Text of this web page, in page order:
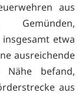
aus
Gemünden,
etwa
ausreichende
Nähe befand,
aus